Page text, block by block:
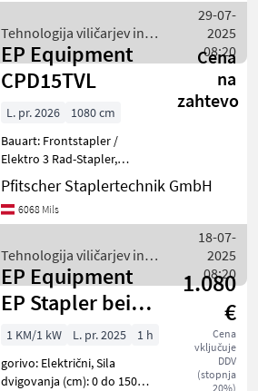
Batterie: Lithium-Ionen Bj. 2
Tehnologija viličarjev in
skladišča / EP Equipment
29-07-
2025
08:20
EP Equipment
CPD15TVL
Cena
na
zahtevo
L. pr. 2026
1080 cm
Bauart: Frontstapler /
Elektro 3 Rad-Stapler,
Tragkraft: 1500kg, Hubhöhe:
4800mm, Bauhöhe:
2200mm, Freihub: 1460mm,
Batterie: Lithium-Ionen Bj. 2
Pfitscher Staplertechnik GmbH
6068 Mils
Tehnologija viličarjev in
skladišča / EP Equipment
18-07-
2025
08:20
EP Equipment
EP Stapler bei
MC-Stapler
1.080
€
Cena
vključuje
DDV
(stopnja
20%)
1 KM/1 kW L. pr. 2025
1 h
gorivo: Električni, Sila
dvigovanja (cm): 0 do 1500,